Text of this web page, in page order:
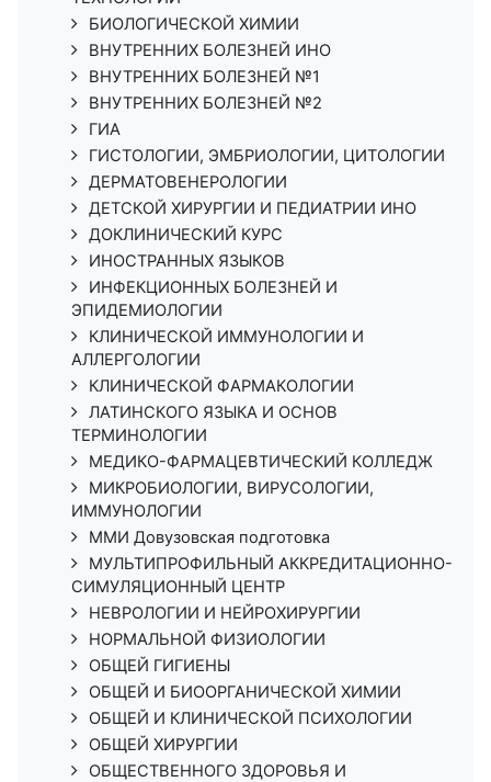
БИОЛОГИЧЕСКОЙ ХИМИИ
ВНУТРЕННИХ БОЛЕЗНЕЙ ИНО
ВНУТРЕННИХ БОЛЕЗНЕЙ №1
ВНУТРЕННИХ БОЛЕЗНЕЙ №2
ГИА
ГИСТОЛОГИИ, ЭМБРИОЛОГИИ, ЦИТОЛОГИИ
ДЕРМАТОВЕНЕРОЛОГИИ
ДЕТСКОЙ ХИРУРГИИ И ПЕДИАТРИИ ИНО
ДОКЛИНИЧЕСКИЙ КУРС
ИНОСТРАННЫХ ЯЗЫКОВ
ИНФЕКЦИОННЫХ БОЛЕЗНЕЙ И
ЭПИДЕМИОЛОГИИ
КЛИНИЧЕСКОЙ ИММУНОЛОГИИ И
АЛЛЕРГОЛОГИИ
КЛИНИЧЕСКОЙ ФАРМАКОЛОГИИ
ЛАТИНСКОГО ЯЗЫКА И ОСНОВ
ТЕРМИНОЛОГИИ
МЕДИКО-ФАРМАЦЕВТИЧЕСКИЙ КОЛЛЕДЖ
МИКРОБИОЛОГИИ, ВИРУСОЛОГИИ,
ИММУНОЛОГИИ
ММИ Довузовская подготовка
МУЛЬТИПРОФИЛЬНЫЙ АККРЕДИТАЦИОННО-
СИМУЛЯЦИОННЫЙ ЦЕНТР
НЕВРОЛОГИИ И НЕЙРОХИРУРГИИ
НОРМАЛЬНОЙ ФИЗИОЛОГИИ
ОБЩЕЙ ГИГИЕНЫ
ОБЩЕЙ И БИООРГАНИЧЕСКОЙ ХИМИИ
ОБЩЕЙ И КЛИНИЧЕСКОЙ ПСИХОЛОГИИ
ОБЩЕЙ ХИРУРГИИ
ОБЩЕСТВЕННОГО ЗДОРОВЬЯ И